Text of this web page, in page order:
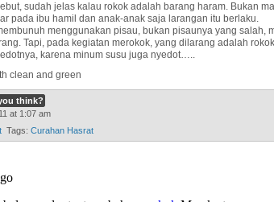
sudah jelas kalau rokok adalah barang haram. Bukan
pada ibu hamil dan anak-anak saja larangan itu berlaku.
menggunakan pisau, bukan pisaunya yang salah,
Tapi, pada kegiatan merokok, yang dilarang adalah
karena minum susu juga nyedot…..
clean and green
think?
at 1:07 am
Tags: Curahan Hasrat